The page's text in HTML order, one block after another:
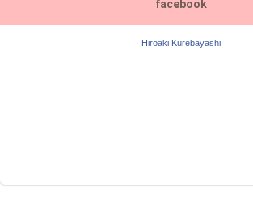
facebook
Hiroaki Kurebayashi